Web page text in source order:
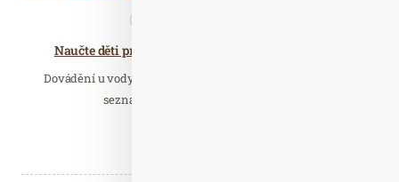
Naučte děti pravidla bezpečného koupání v přírodě
Dovádění u vody si užije každé dítě. To, které se s ní teprve
seznamuje, a zcela jistě to, které se…